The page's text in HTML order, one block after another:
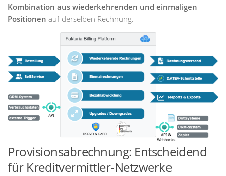
Kombination aus wiederkehrenden und einmaligen
Positionen auf derselben Rechnung.
Provisionsabrechnung: Entscheidend
für Kreditvermittler-Netzwerke